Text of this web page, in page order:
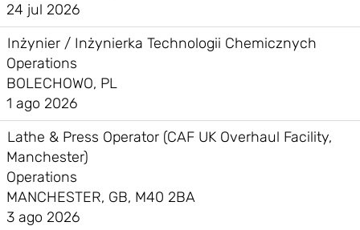
24 jul 2026
Inżynier / Inżynierka Technologii Chemicznych
Operations
BOLECHOWO, PL
1 ago 2026
Lathe & Press Operator (CAF UK Overhaul Facility,
Manchester)
Operations
MANCHESTER, GB, M40 2BA
3 ago 2026